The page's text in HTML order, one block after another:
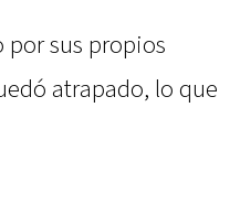
por sus propios
atrapado, lo que